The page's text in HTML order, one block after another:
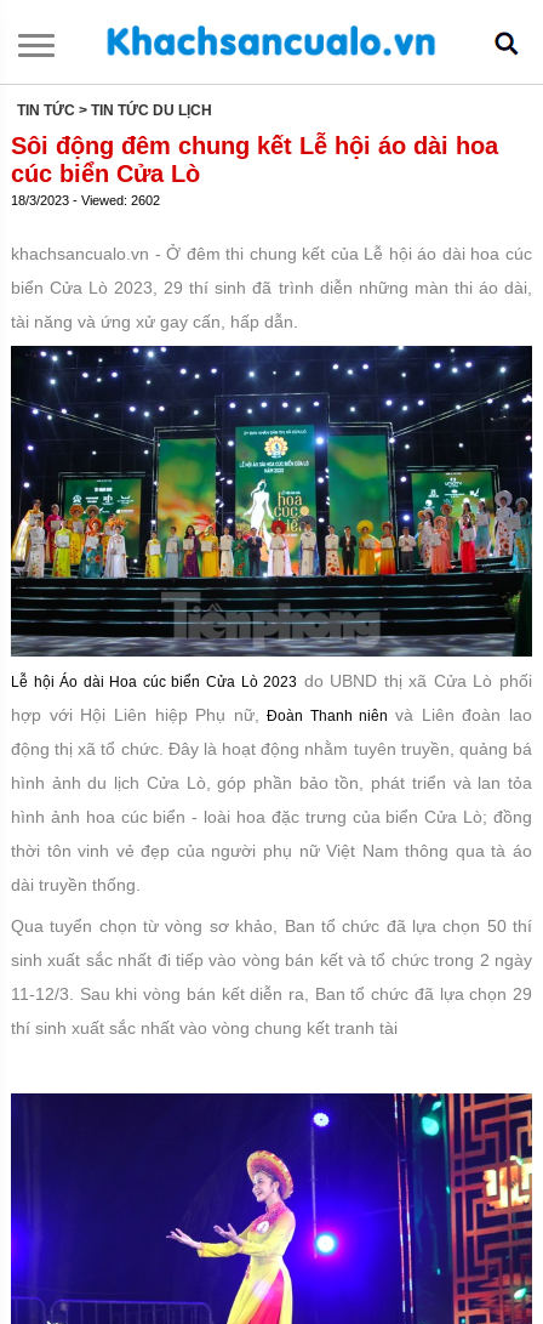
TIN TỨC > TIN TỨC DU LỊCH
Sôi động đêm chung kết Lễ hội áo dài hoa
cúc biển Cửa Lò
18/3/2023 - Viewed: 2602
khachsancualo.vn - Ở đêm thi chung kết của Lễ hội áo dài hoa cúc
biển Cửa Lò 2023, 29 thí sinh đã trình diễn những màn thi áo dài,
tài năng và ứng xử gay cấn, hấp dẫn.
Lễ hội Áo dài Hoa cúc biển Cửa Lò 2023 do UBND thị xã Cửa Lò phối
hợp với Hội Liên hiệp Phụ nữ,
Đoàn Thanh niên và Liên đoàn lao
động thị xã tổ chức. Đây là hoạt động nhằm tuyên truyền, quảng bá
hình ảnh du lịch Cửa Lò, góp phần bảo tồn, phát triển và lan tỏa
hình ảnh hoa cúc biển - loài hoa đặc trưng của biển Cửa Lò; đồng
thời tôn vinh vẻ đẹp của người phụ nữ Việt Nam thông qua tà áo
dài truyền thống.
Qua tuyển chọn từ vòng sơ khảo, Ban tổ chức đã lựa chọn 50 thí
sinh xuất sắc nhất đi tiếp vào vòng bán kết và tổ chức trong 2 ngày
11-12/3. Sau khi vòng bán kết diễn ra, Ban tổ chức đã lựa chọn 29
thí sinh xuất sắc nhất vào vòng chung kết tranh tài